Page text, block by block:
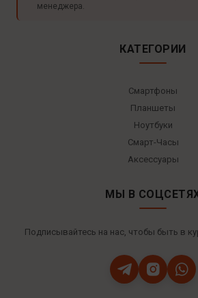
менеджера.
КАТЕГОРИИ
Смартфоны
Планшеты
Ноутбуки
Смарт-Часы
Аксессуары
МЫ В
Подписывайтесь на нас, чтобы быть в